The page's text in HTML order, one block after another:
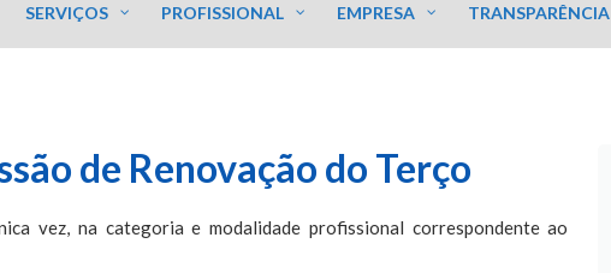
SERVIÇOS PROFISSIONAL EMPRESA TRANSPARÊNCIA
de Renovação do Terço
vez, na categoria e modalidade profissional correspondente ao